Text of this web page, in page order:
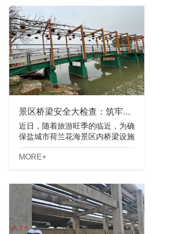
景区桥梁安全大检查：筑牢...
近日，随着旅游旺季的临近，为确
保盐城市荷兰花海景区内桥梁设施
的安全性和稳定性，景区管理部门
委托我公司全面展开了桥梁安全性
MORE+